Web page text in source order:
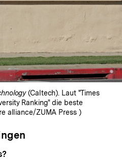
(Caltech). Laut "Times
Ranking" die beste
alliance/ZUMA Press )